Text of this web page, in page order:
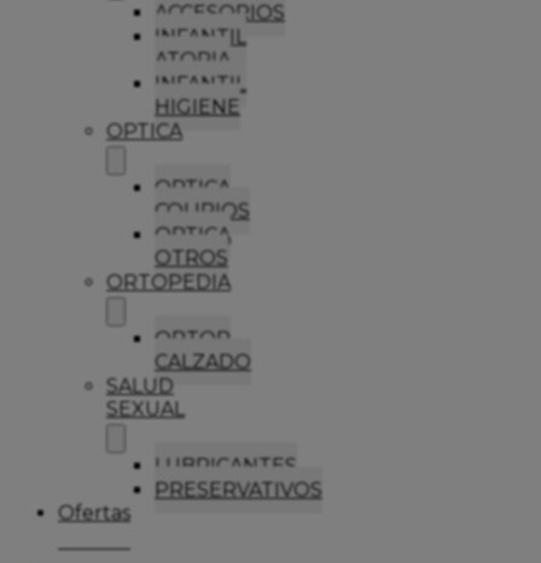
ACCESORIOS
INFANTIL
ATOPIA
INFANTIL
HIGIENE
OPTICA
OPTICA
COLIRIOS
OPTICA
OTROS
ORTOPEDIA
ORTOP
CALZADO
SALUD
SEXUAL
LUBRICANTES
PRESERVATIVOS
Ofertas